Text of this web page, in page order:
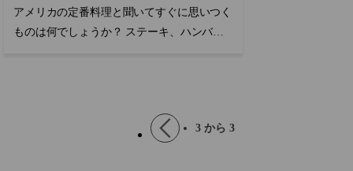
アメリカの定番料理と聞いてすぐに思いつく
ものは何でしょうか？ ステーキ、ハンバー
Pagination
Previous
page
3 から 3